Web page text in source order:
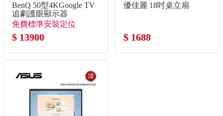
BenQ 50型4KGoogle TV
追劇護眼顯示器
免費標準安裝定位
$ 13900
優佳麗 18吋桌立扇
$ 1688